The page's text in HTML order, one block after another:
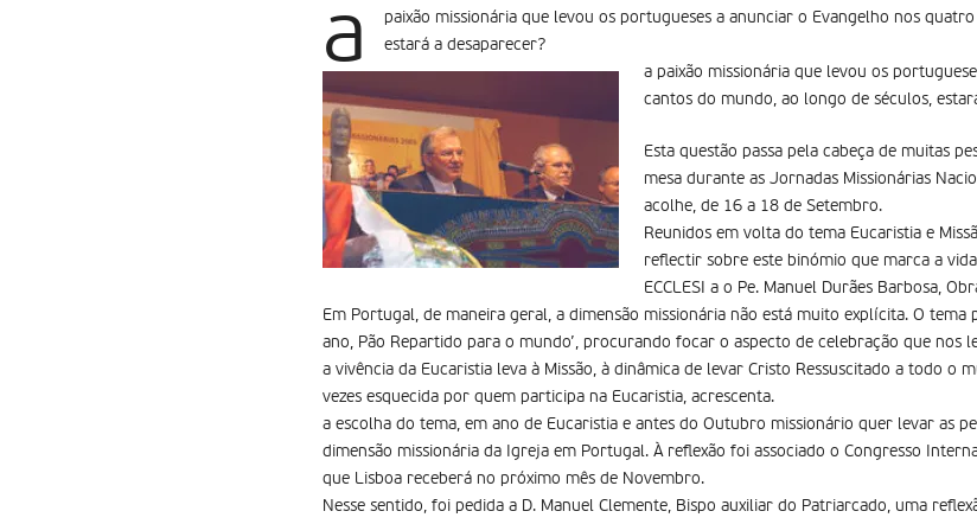
a
paixão missionária que levou os portugueses a anunciar o Evangelho nos
estará a desaparecer?
a paixão missionária que levou os
cantos do mundo, ao longo de séculos,
Esta questão passa pela cabeça de muitas
mesa durante as Jornadas Missionárias
acolhe, de 16 a 18 de Setembro.
Reunidos em volta do tema Eucaristia e
reflectir sobre este binómio que marca a
ECCLESI a o Pe. Manuel Durães Barbosa,
Em Portugal, de maneira geral, a dimensão missionária não está muito explícita. O tema
ano, Pão Repartido para o mundo’, procurando focar o aspecto de celebração que nos
a vivência da Eucaristia leva à Missão, à dinâmica de levar Cristo Ressuscitado a todo o
vezes esquecida por quem participa na Eucaristia, acrescenta.
a escolha do tema, em ano de Eucaristia e antes do Outubro missionário quer levar as
dimensão missionária da Igreja em Portugal. À reflexão foi associado o Congresso
que Lisboa receberá no próximo mês de Novembro.
Nesse sentido, foi pedida a D. Manuel Clemente, Bispo auxiliar do Patriarcado, uma